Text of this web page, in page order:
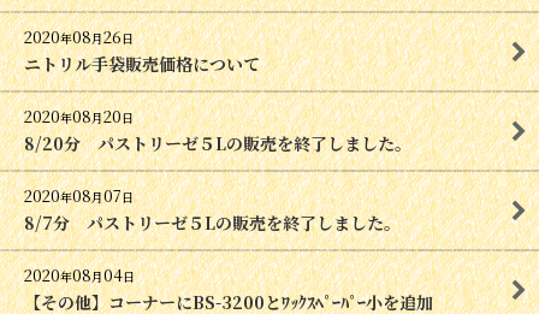
2020年08月26日
ニトリル手袋販売価格について
2020年08月20日
8/20分 パストリーゼ５Lの販売を終了しました。
2020年08月07日
8/7分 パストリーゼ５Lの販売を終了しました。
2020年08月04日
【その他】コーナーにBS-3200とﾜｯｸｽﾍﾟｰﾊﾟｰ小を追加